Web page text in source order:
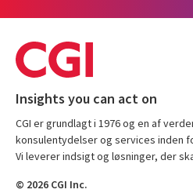
Insights you can act on
CGI er grundlagt i 1976 og en af
konsulentydelser og services inden
Vi leverer indsigt og løsninger, der
© 2026 CGI Inc.